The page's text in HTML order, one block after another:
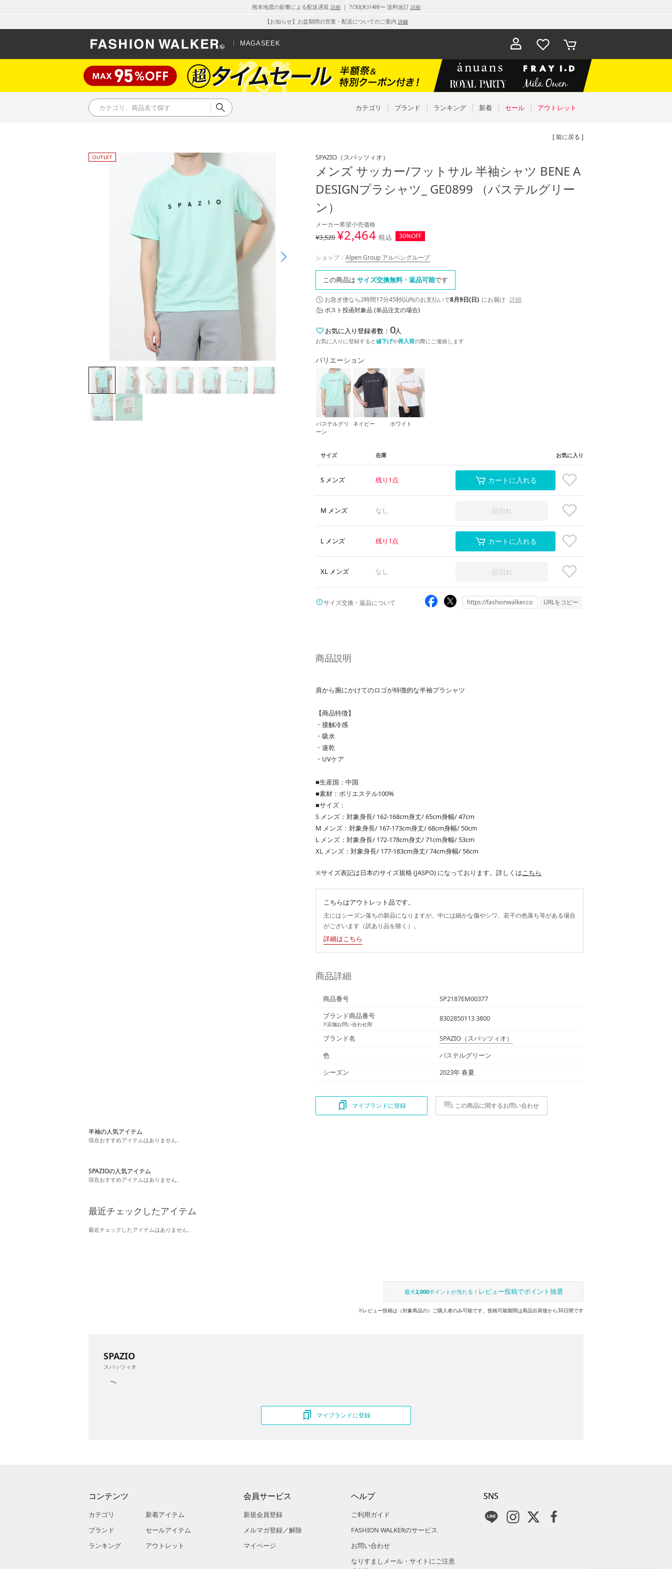
熊本地震の影響による配送遅延 詳細｜ 7/30(木)14時〜 送料改訂 詳細
【お知らせ】お盆期間の営業・配送についてのご案内 詳細
MAGASEEK
お気に入
り
カート
カテゴリ ブランド ランキング 新着 セール アウトレット
[ 前に戻る ]
SPAZIO （スパッツィオ）
メンズ サッカー/フットサル 半袖シャツ BENE A
DESIGNプラシャツ_ GE0899 （パステルグリー
ン）
メーカー希望小売価格
¥3,520¥2,464 税込 30%OFF
ショップ： Alpen Group アルペングループ
この商品は サイズ交換無料・返品可能です
お急ぎ便なら2時間17分45秒以内のお支払いで8月9日(日) にお届け 詳細
ポスト投函対象品 (単品注文の場合)
お気に入り登録者数： 0人
お気に入りに登録すると値下げや再入荷の際にご連絡します
バリエーション
パステルグリ
ーン
ネイビー ホワイト
サイズ 在庫 お気に入り
S メンズ 残り1点 カートに入れる
M メンズ なし 品切れ
L メンズ 残り1点 カートに入れる
XL メンズ なし 品切れ
サイズ交換・返品について URLをコピー
商品説明
肩から腕にかけてのロゴが特徴的な半袖プラシャツ
【商品特徴】
・接触冷感
・吸水
・速乾
・UVケア
■生産国：中国
■素材：ポリエステル100%
■サイズ：
S メンズ：対象身長/ 162-168cm身丈/ 65cm身幅/ 47cm
M メンズ：対象身長/ 167-173cm身丈/ 68cm身幅/ 50cm
L メンズ：対象身長/ 172-178cm身丈/ 71cm身幅/ 53cm
XL メンズ：対象身長/ 177-183cm身丈/ 74cm身幅/ 56cm
※サイズ表記は日本のサイズ規格 (JASPO) になっております。詳しくはこちら
こちらはアウトレット品です。
主にはシーズン落ちの新品になりますが、中には細かな傷やシワ、若干の色落ち等がある場合
がございます（訳あり品を除く）。
詳細はこちら
商品詳細
商品番号
SP2187EM00377
ブランド商品番号
※店舗お問い合わせ用
8302850113 3800
ブランド名 SPAZIO （スパッツィオ）
色
パステルグリーン
シーズン
2023年 春夏
マイブランドに登録 この商品に関するお問い合わせ
半袖の人気アイテム
現在おすすめアイテムはありません。
SPAZIOの人気アイテム
現在おすすめアイテムはありません。
最近チェックしたアイテム
最近チェックしたアイテムはありません。
最大2,000ポイントが当たる！ レビュー投稿でポイント抽選
※レビュー投稿は（対象商品の）ご購入者のみ可能です。投稿可能期間は商品出荷後から30日間です
SPAZIO
スパッツィオ
マイブランドに登録
コンテンツ
カテゴリ
ブランド
ランキング
新着アイテム
セールアイテム
アウトレット
会員サービス
新規会員登録
メルマガ登録／解除
マイページ
ヘルプ
ご利用ガイド
FASHION WALKERのサービス
お問い合わせ
なりすましメール・サイトにご注意
SNS